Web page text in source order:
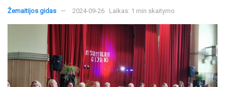
Žemaitijos gidas 2024-09-26 Laikas: 1 min skaitymo